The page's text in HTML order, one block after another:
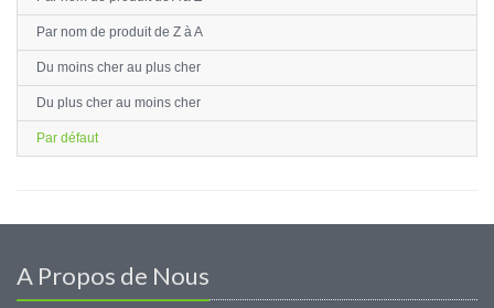
Par nom de produit de Z à A
Du moins cher au plus cher
Du plus cher au moins cher
Par défaut
A Propos de Nous